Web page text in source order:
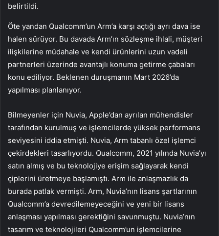
belirtildi.
Öte yandan Qualcomm’un Arm’a karşı açtığı ayrı dava ise
halen sürüyor. Bu davada Arm’ın sözleşme ihlali, müşteri
ilişkilerine müdahale ve kendi ürünlerini uzun vadeli
partnerleri üzerinde avantajlı konuma getirme çabaları
konu ediliyor. Beklenen duruşmanın Mart 2026’da
yapılması planlanıyor.
Bilmeyenler için Nuvia, Apple’dan ayrılan mühendisler
tarafından kurulmuş ve işlemcilerde yüksek performans
seviyesini iddia etmişti. Nuvia, Arm tabanlı özel işlemci
çekirdekleri tasarlıyordu. Qualcomm, 2021 yılında Nuvia’yı
satın almış ve bu teknolojiye erişim sağlayarak kendi
çiplerini üretmeye başlamıştı. Arm ile anlaşmazlık da
burada patlak vermişti. Arm, Nuvia’nın lisans şartlarının
Qualcomm’a devredilemeyeceğini ve yeni bir lisans
anlaşması yapılması gerektiğini savunmuştu. Nuvia’nın
tasarım ve teknolojileri Qualcomm’un işlemcilerine